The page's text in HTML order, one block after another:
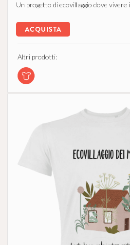
Un progetto di ecovillaggio dove vivere
ACQUISTA
Altri prodotti: